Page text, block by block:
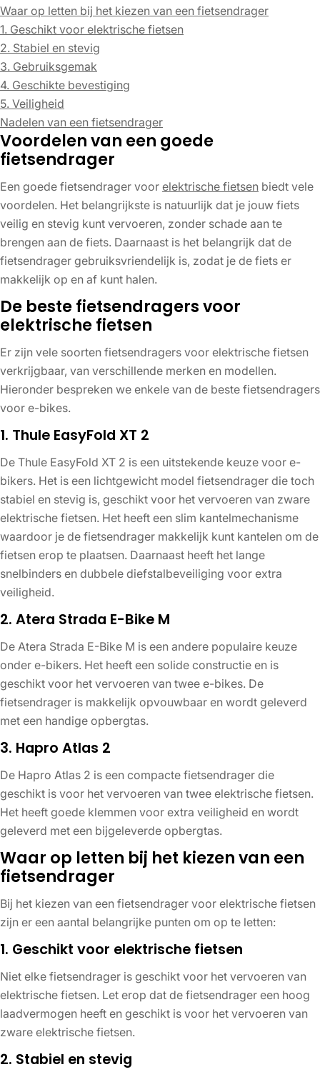
Waar op letten bij het kiezen van een fietsendrager
1. Geschikt voor elektrische fietsen
2. Stabiel en stevig
3. Gebruiksgemak
4. Geschikte bevestiging
5. Veiligheid
Nadelen van een fietsendrager
Voordelen van een goede
fietsendrager
Een goede fietsendrager voor elektrische fietsen biedt vele
voordelen. Het belangrijkste is natuurlijk dat je jouw fiets
veilig en stevig kunt vervoeren, zonder schade aan te
brengen aan de fiets. Daarnaast is het belangrijk dat de
fietsendrager gebruiksvriendelijk is, zodat je de fiets er
makkelijk op en af kunt halen.
De beste fietsendragers voor
elektrische fietsen
Er zijn vele soorten fietsendragers voor elektrische fietsen
verkrijgbaar, van verschillende merken en modellen.
Hieronder bespreken we enkele van de beste fietsendragers
voor e-bikes.
1. Thule EasyFold XT 2
De Thule EasyFold XT 2 is een uitstekende keuze voor e-
bikers. Het is een lichtgewicht model fietsendrager die toch
stabiel en stevig is, geschikt voor het vervoeren van zware
elektrische fietsen. Het heeft een slim kantelmechanisme
waardoor je de fietsendrager makkelijk kunt kantelen om de
fietsen erop te plaatsen. Daarnaast heeft het lange
snelbinders en dubbele diefstalbeveiliging voor extra
veiligheid.
2. Atera Strada E-Bike M
De Atera Strada E-Bike M is een andere populaire keuze
onder e-bikers. Het heeft een solide constructie en is
geschikt voor het vervoeren van twee e-bikes. De
fietsendrager is makkelijk opvouwbaar en wordt geleverd
met een handige opbergtas.
3. Hapro Atlas 2
De Hapro Atlas 2 is een compacte fietsendrager die
geschikt is voor het vervoeren van twee elektrische fietsen.
Het heeft goede klemmen voor extra veiligheid en wordt
geleverd met een bijgeleverde opbergtas.
Waar op letten bij het kiezen van een
fietsendrager
Bij het kiezen van een fietsendrager voor elektrische fietsen
zijn er een aantal belangrijke punten om op te letten:
1. Geschikt voor elektrische fietsen
Niet elke fietsendrager is geschikt voor het vervoeren van
elektrische fietsen. Let erop dat de fietsendrager een hoog
laadvermogen heeft en geschikt is voor het vervoeren van
zware elektrische fietsen.
2. Stabiel en stevig